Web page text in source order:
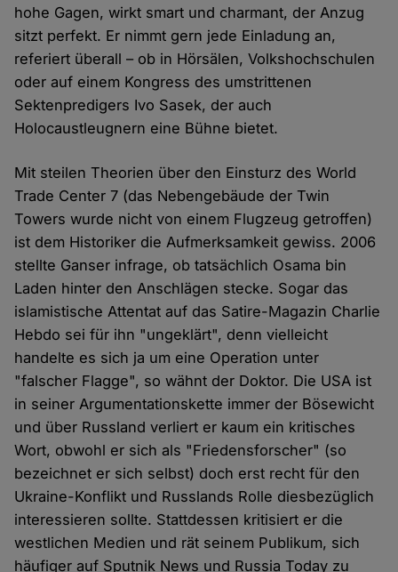
hohe Gagen, wirkt smart und charmant, der Anzug
sitzt perfekt. Er nimmt gern jede Einladung an,
referiert überall – ob in Hörsälen, Volkshochschulen
oder auf einem Kongress des umstrittenen
Sektenpredigers Ivo Sasek, der auch
Holocaustleugnern eine Bühne bietet.
Mit steilen Theorien über den Einsturz des World
Trade Center 7 (das Nebengebäude der Twin
Towers wurde nicht von einem Flugzeug getroffen)
ist dem Historiker die Aufmerksamkeit gewiss. 2006
stellte Ganser infrage, ob tatsächlich Osama bin
Laden hinter den Anschlägen stecke. Sogar das
islamistische Attentat auf das Satire-Magazin Charlie
Hebdo sei für ihn "ungeklärt", denn vielleicht
handelte es sich ja um eine Operation unter
"falscher Flagge", so wähnt der Doktor. Die USA ist
in seiner Argumentationskette immer der Bösewicht
und über Russland verliert er kaum ein kritisches
Wort, obwohl er sich als "Friedensforscher" (so
bezeichnet er sich selbst) doch erst recht für den
Ukraine-Konflikt und Russlands Rolle diesbezüglich
interessieren sollte. Stattdessen kritisiert er die
westlichen Medien und rät seinem Publikum, sich
häufiger auf Sputnik News und Russia Today zu